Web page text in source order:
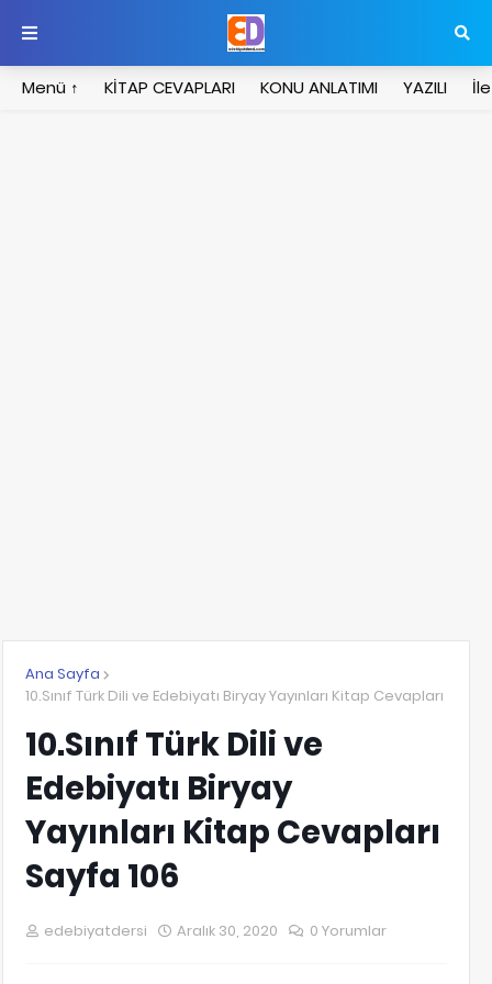
Menü ↑ KİTAP CEVAPLARI KONU ANLATIMI YAZILI
Ana Sayfa
10.Sınıf Türk Dili ve Edebiyatı Biryay Yayınları Kitap Cevapları
10.Sınıf Türk Dili ve
Edebiyatı Biryay
Yayınları Kitap Cevapları
Sayfa 106
edebiyatdersi Aralık 30, 2020 0 Yorumlar